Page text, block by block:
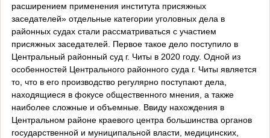
расширением применения института присяжных
заседателей» отдельные категории уголовных дела в
районных судах стали рассматриваться с участием
присяжных заседателей. Первое такое дело поступило в
Центральный районный суд г. Читы в 2020 году. Одной из
особенностей Центрального районного суда г. Читы является
то, что в его производство регулярно поступают дела,
находящиеся в фокусе общественного мнения, а также
наиболее сложные и объемные. Ввиду нахождения в
Центральном районе краевого центра большинства органов
государственной и муниципальной власти, медицинских,